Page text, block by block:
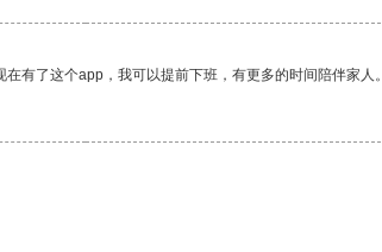
有了这个app，我可以提前下班，有更多的时间陪伴家人。